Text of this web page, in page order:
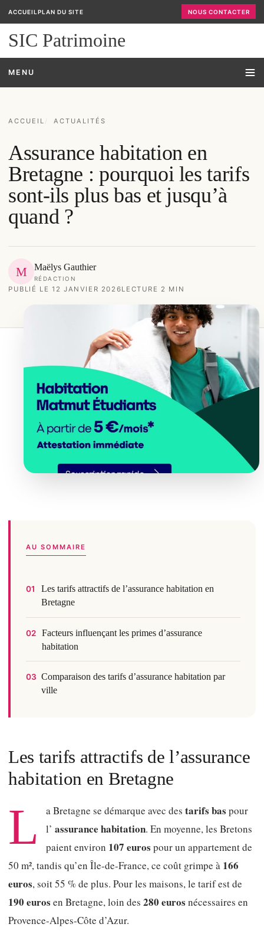
ACCUEIL PLAN DU SITE NOUS CONTACTER
SIC Patrimoine
MENU
ACCUEIL ACTUALITÉS
Assurance habitation en
Bretagne : pourquoi les tarifs
sont-ils plus bas et jusqu’à
quand ?
M Maëlys Gauthier
RÉDACTION
PUBLIÉ LE 12 JANVIER 2026LECTURE 2 MIN
AU SOMMAIRE
01
Les tarifs attractifs de l’assurance habitation en
Bretagne
02
Facteurs influençant les primes d’assurance
habitation
03 Comparaison des tarifs d’assurance habitation par
ville
Les tarifs attractifs de l’assurance
habitation en Bretagne
L a Bretagne se démarque avec des tarifs bas pour
l’ assurance habitation. En moyenne, les Bretons
paient environ 107 euros pour un appartement de
50 m², tandis qu’en Île-de-France, ce coût grimpe à 166
euros, soit 55 % de plus. Pour les maisons, le tarif est de
190 euros en Bretagne, loin des 280 euros nécessaires en
Provence-Alpes-Côte d’Azur.